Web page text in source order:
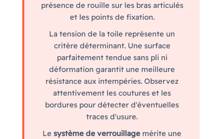
présence de rouille sur les bras articulés
et les points de fixation.
La tension de la toile représente un
critère déterminant. Une surface
parfaitement tendue sans pli ni
déformation garantit une meilleure
résistance aux intempéries. Observez
attentivement les coutures et les
bordures pour détecter d'éventuelles
traces d'usure.
Le système de verrouillage mérite une